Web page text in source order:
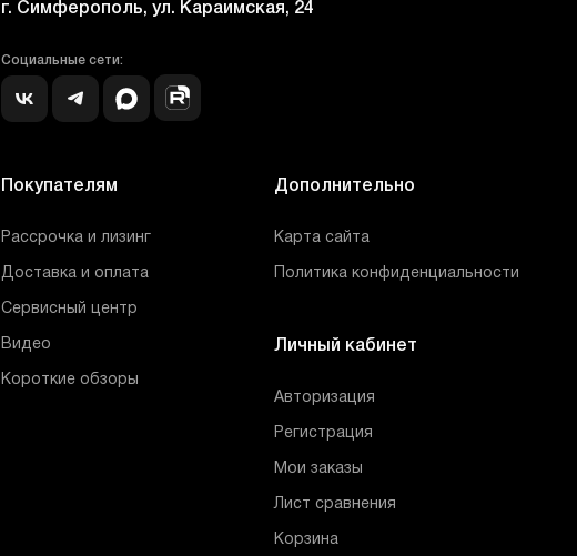
г. Симферополь, ул. Караимская, 24
Социальные сети:
Покупателям
Рассрочка и лизинг
Доставка и оплата
Сервисный центр
Видео
Короткие обзоры
Дополнительно
Карта сайта
Политика конфиденциальности
Личный кабинет
Авторизация
Регистрация
Мои заказы
Лист сравнения
Корзина